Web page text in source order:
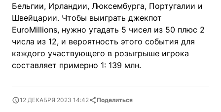
Бельгии, Ирландии, Люксембурга, Португалии и
Швейцарии. Чтобы выиграть джекпот
EuroMillions, нужно угадать 5 чисел из 50 плюс 2
числа из 12, и вероятность этого события для
каждого участвующего в розыгрыше игрока
составляет примерно 1: 139 млн.
12 ДЕКАБРЯ 2023 14:42 Поделиться